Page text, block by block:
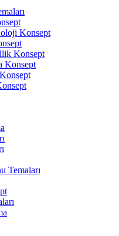
Konsept
Konsept
Konsept
Temaları